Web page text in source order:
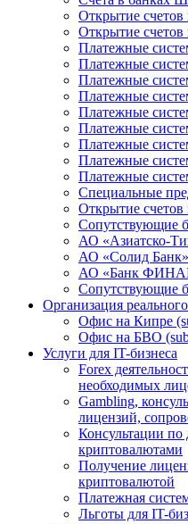
Открытие
Открытие
Платежные
Платежные
Платежные
Платежные
Платежные
Платежные
Платежные
Платежные
Платежные
Специальные
Открытие счетов
Сопутствующие
АО «Азиатско-
АО «Солид Банк»
АО «Банк
Сопутствующие
Организация
Офис на Кипре
Офис на БВО
Услуги для IT-бизнеса
Forex
необходимых
Gambling,
лицензий,
Консультации по
криптовалютами
Получение
криптовалютой
Платежная
Льготы для IT-